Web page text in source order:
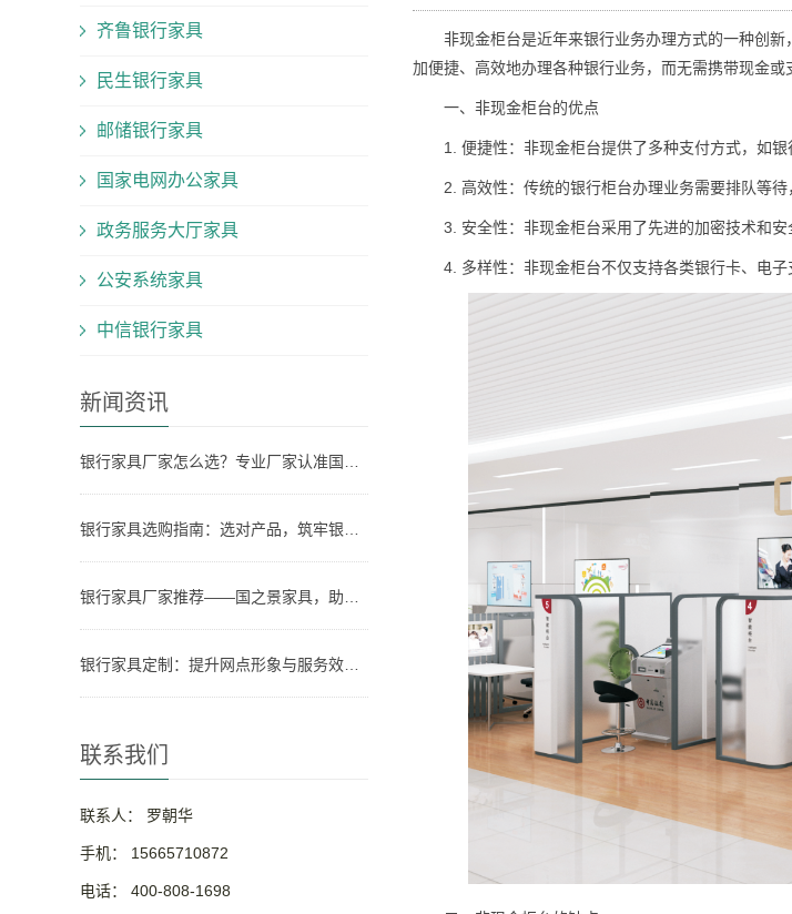
齐鲁银行家具
民生银行家具
邮储银行家具
国家电网办公家具
政务服务大厅家具
公安系统家具
中信银行家具
新闻资讯
联系我们
联系人： 罗朝华
手机： 15665710872
电话： 400-808-1698
非现金柜台是近年来银行业务办理方式的一种创新
加便捷、高效地办理各种银行业务，而无需携带现金或
一、 非现金柜台的优点
1. 便捷性：非现金柜台提供了多种支付方式，如银
2. 高效性：传统的银行柜台办理业务需要排队等待
3. 安全性：非现金柜台采用了先进的加密技术和安
4. 多样性：非现金柜台不仅支持各类银行卡、电子